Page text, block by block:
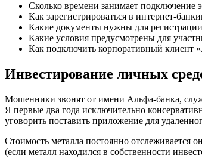
Сколько времени занимает подключение
Как зарегистрироваться в интернет-
Какие документы нужны для
Какие условия предусмотрены для
Как подключить корпоративный клиент
Инвестирование личных
Мошенники звонят от имени Альфа-банка,
Я первые два года исключительно
уговорить поставить приложение для
Стоимость металла постоянно отслеживается
(если металл находился в собственности